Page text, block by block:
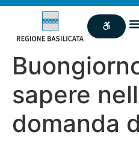
sapere
domanda